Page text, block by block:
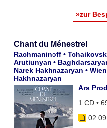
»zur
Chant du Ménestrel
Rachmaninoff •
Arutiunyan •
Narek Hakhnazaryan •
Hakhnazaryan
Ars
1 CD •